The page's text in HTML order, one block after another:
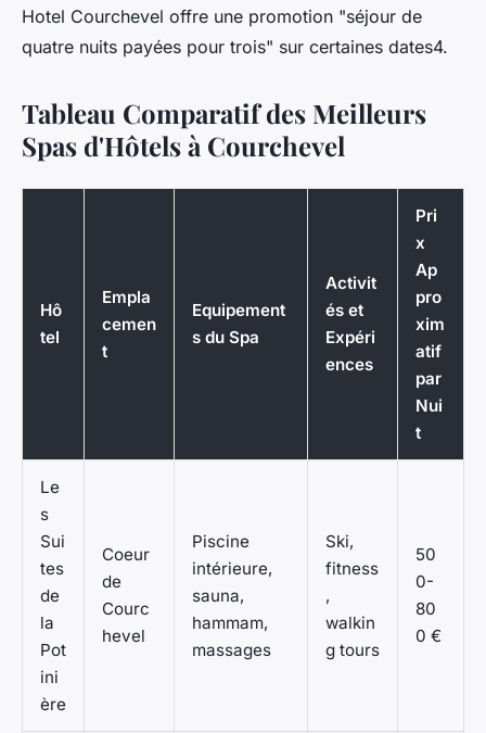
Hotel Courchevel offre une promotion "séjour de
quatre nuits payées pour trois" sur certaines dates4.
Tableau Comparatif des Meilleurs
Spas d'Hôtels à Courchevel
Hô
tel
Empla
cemen
t
Equipement
s du Spa
Activit
és et
Expéri
ences
Pri
x
Ap
pro
xim
atif
par
Nui
t
Le
s
Sui
tes
de
la
Pot
ini
ère
Coeur
de
Courc
hevel
Piscine
intérieure,
sauna,
hammam,
massages
Ski,
fitness
,
walkin
g tours
50
0-
80
0 €